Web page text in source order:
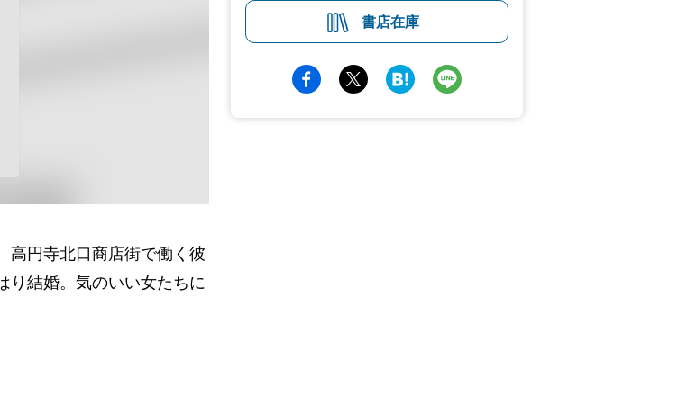
書店在庫
高円寺北口商店街で働く彼
り結婚。気のいい女たちに